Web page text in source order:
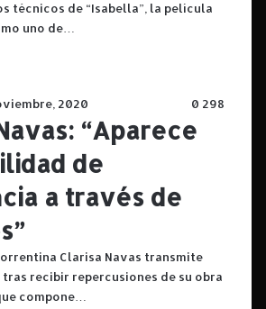
técnicos de “Isabella”, la película
uno de…
2020 0 298
“Aparece
de
a través de
Clarisa Navas transmite
tras recibir repercusiones de su obra
compone…